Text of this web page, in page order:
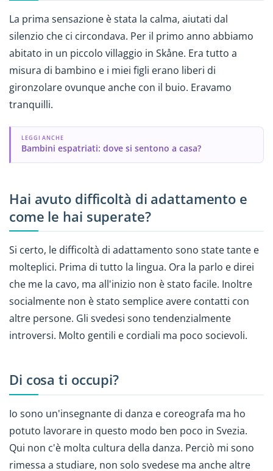
La prima sensazione è stata la calma, aiutati dal
silenzio che ci circondava. Per il primo anno abbiamo
abitato in un piccolo villaggio in Skåne. Era tutto a
misura di bambino e i miei figli erano liberi di
gironzolare ovunque anche con il buio. Eravamo
tranquilli.
LEGGI ANCHE
Bambini espatriati: dove si sentono a casa?
Hai avuto difficoltà di adattamento e
come le hai superate?
Si certo, le difficoltà di adattamento sono state tante e
molteplici. Prima di tutto la lingua. Ora la parlo e direi
che me la cavo, ma all'inizio non è stato facile. Inoltre
socialmente non è stato semplice avere contatti con
altre persone. Gli svedesi sono tendenzialmente
introversi. Molto gentili e cordiali ma poco socievoli.
Di cosa ti occupi?
Io sono un'insegnante di danza e coreografa ma ho
potuto lavorare in questo modo ben poco in Svezia.
Qui non c'è molta cultura della danza. Perciò mi sono
rimessa a studiare, non solo svedese ma anche altre